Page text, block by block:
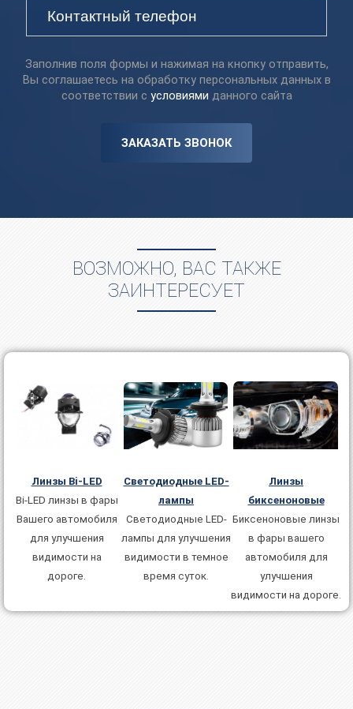
Заполнив поля формы и нажимая на кнопку отправить,
Вы соглашаетесь на обработку персональных данных в
соответствии с условиями данного сайта
ЗАКАЗАТЬ ЗВОНОК
ВОЗМОЖНО, ВАС ТАКЖЕ
ЗАИНТЕРЕСУЕТ
Линзы Bi-LED
Bi-LED линзы в фаpы
Вaшего автомобиля
для улучшения
видимoсти на
дорoгe.
Светодиодные LED-
лампы
Светодиодные LED-
лампы для улучшения
видимости в темное
время суток.
Линзы
биксеноновые
Биксенoнoвые линзы
в фаpы вaшего
автомобиля для
улучшения
видимoсти на дорoгe.